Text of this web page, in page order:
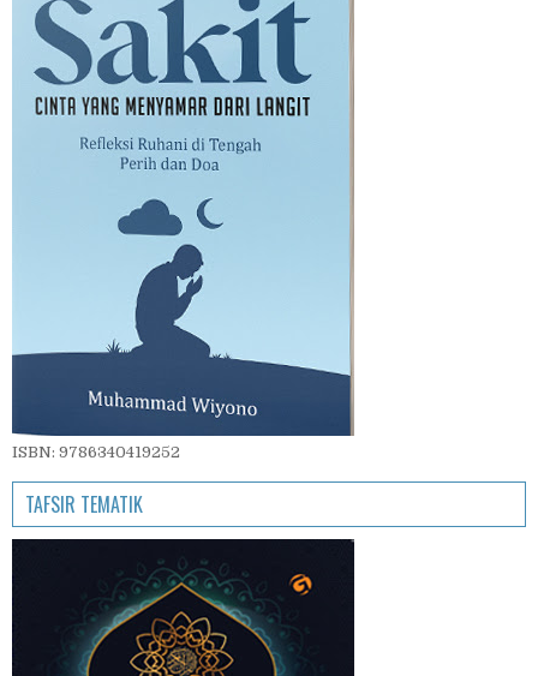
ISBN: 9786340419252
TAFSIR TEMATIK